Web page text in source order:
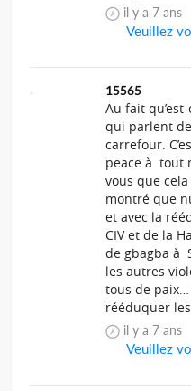
il y a 7
Veuillez
15565
Au fait
qui parlent
carrefour.
peace à tout
vous que
montré que
et avec la
CIV et de la
de gbagba à
les autres
tous de
rééduquer
il y a 7
Veuillez